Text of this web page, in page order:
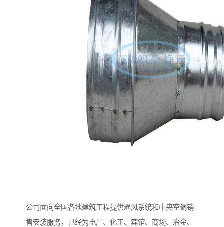
公司面向全国各地建筑工程提供通风系统和中央空调销
售安装服务，已经为电厂、化工、宾馆、商场、冶金、